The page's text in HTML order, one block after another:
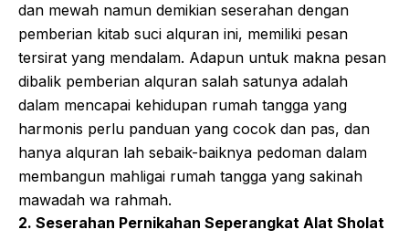
dan mewah namun demikian seserahan dengan
pemberian kitab suci alquran ini, memiliki pesan
tersirat yang mendalam. Adapun untuk makna pesan
dibalik pemberian alquran salah satunya adalah
dalam mencapai kehidupan rumah tangga yang
harmonis perlu panduan yang cocok dan pas, dan
hanya alquran lah sebaik-baiknya pedoman dalam
membangun mahligai rumah tangga yang sakinah
mawadah wa rahmah.
2. Seserahan Pernikahan Seperangkat Alat Sholat